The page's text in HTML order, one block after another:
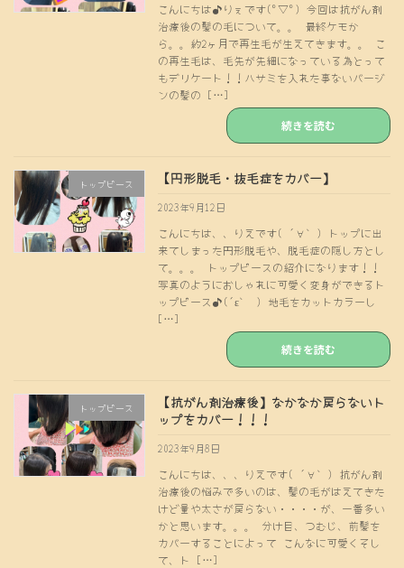
こんにちは♪りぇです(°▽°) 今回は抗がん剤
治療後の髪の毛について。。 最終ケモか
ら。。約2ヶ月で再生毛が生えてきます。。 こ
の再生毛は、毛先が先細になっている為とって
もデリケート！！ハサミを入れた事ないバージ
ンの髪の […]
続きを読む
トップピース 【円形脱毛・抜毛症をカバー】
2023年9月12日
こんにちは、、りえです( ´∀｀) トップに出
来てしまった円形脱毛や、脱毛症の隠し方とし
て。。。 トップピースの紹介になります！！
写真のようにおしゃれに可愛く変身ができるト
ップピース♪(´ε｀ ) 地毛をカットカラーし
[…]
続きを読む
トップピース
【抗がん剤治療後】なかなか戻らないト
ップをカバー！！！
2023年9月8日
こんにちは、、、りえです( ´∀｀) 抗がん剤
治療後の悩みで多いのは、髪の毛がはえてきた
けど量や太さが戻らない・・・・が、一番多い
かと思います。。。 分け目、つむじ、前髪を
カバーすることによって こんなに可愛くそし
て、ト […]